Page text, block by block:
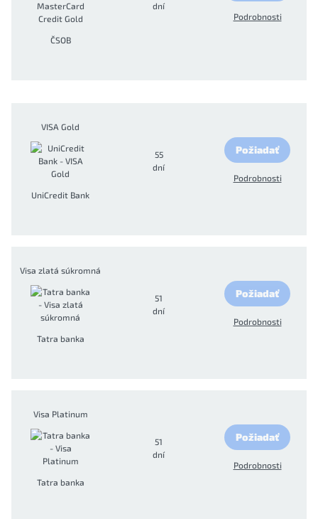
ČSOB
dní
Podrobnosti
VISA Gold
UniCredit Bank
55
dní
Požiadať
Podrobnosti
Visa zlatá súkromná
Tatra banka
51
dní
Požiadať
Podrobnosti
Visa Platinum
Tatra banka
51
dní
Požiadať
Podrobnosti